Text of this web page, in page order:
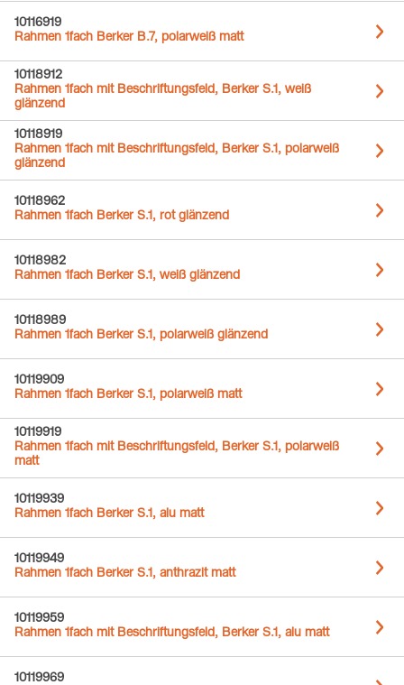
10116919
Rahmen 1fach Berker B.7, polarweiß matt
10118912
Rahmen 1fach mit Beschriftungsfeld, Berker S.1, weiß
glänzend
10118919
Rahmen 1fach mit Beschriftungsfeld, Berker S.1, polarweiß
glänzend
10118962
Rahmen 1fach Berker S.1, rot glänzend
10118982
Rahmen 1fach Berker S.1, weiß glänzend
10118989
Rahmen 1fach Berker S.1, polarweiß glänzend
10119909
Rahmen 1fach Berker S.1, polarweiß matt
10119919
Rahmen 1fach mit Beschriftungsfeld, Berker S.1, polarweiß
matt
10119939
Rahmen 1fach Berker S.1, alu matt
10119949
Rahmen 1fach Berker S.1, anthrazit matt
10119959
Rahmen 1fach mit Beschriftungsfeld, Berker S.1, alu matt
10119969